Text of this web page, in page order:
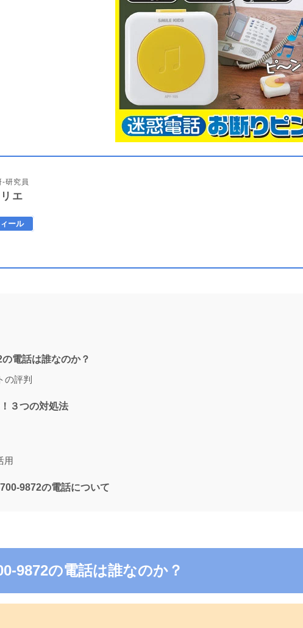
-研究員
エ
ール
電話は誰なのか？
の評判
３つの対処法
用
9872の電話について
9872の電話は誰なのか？